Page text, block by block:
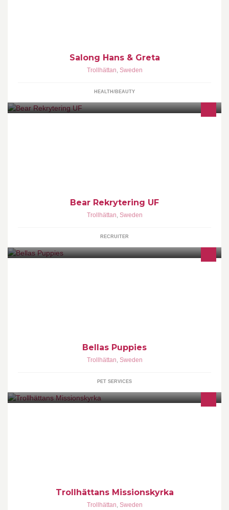
Salong Hans & Greta
Trollhättan, Sweden
HEALTH/BEAUTY
Bear Rekrytering UF
Trollhättan, Sweden
RECRUITER
Bellas Puppies
Trollhättan, Sweden
PET SERVICES
Trollhättans Missionskyrka
Trollhättan, Sweden